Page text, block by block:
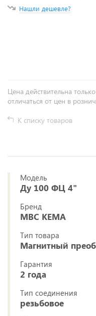
Нашли дешевле?
Цена действительна
отличаться от цен в
К списку товаров
Модель
Ду 100 ФЦ 4"
Бренд
МВС КЕМА
Тип товара
Магнитный
Гарантия
2 года
Тип соединения
резьбовое